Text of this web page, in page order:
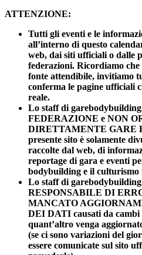
ATTENZIONE:
Tutti gli eventi e le
all’interno di questo
web, dai siti ufficiali o dalle
federazioni. Ricordiamo che
fonte attendibile, invitiamo
conferma le pagine ufficiali
reale.
Lo staff di
FEDERAZIONE e NON
DIRETTAMENTE GARE
presente sito è solamente
raccolte dal web, di
reportage di gara e eventi
bodybuilding e il culturismo
Lo staff di
RESPONSABILE DI
MANCATO
DEI DATI causati da cambi
quant’altro venga
(se ci sono variazioni del
essere comunicate sul sito